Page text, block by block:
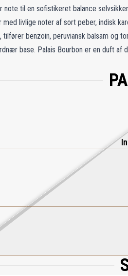
note til en sofistikeret balance
med livlige noter af sort peber, indisk
tilfører benzoin, peruviansk balsam og
base. Palais Bourbon er en duft